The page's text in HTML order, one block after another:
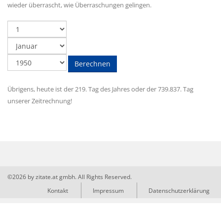
wieder überrascht, wie Überraschungen gelingen.
Jahr
Monat
Tag
Berechnen
Übrigens, heute ist der 219. Tag des Jahres oder der 739.837. Tag
unserer Zeitrechnung!
©2026 by zitate.at gmbh. All Rights Reserved.
Kontakt
Impressum Datenschutzerklärung